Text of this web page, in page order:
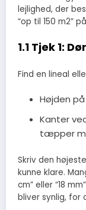
lejlighed, der
“op til 150 m2”
1.1 Tjek 1:
Find en lineal
Højden
Kanter
tæpper
Skriv den
kunne klare.
cm” eller “18
bliver synlig, for